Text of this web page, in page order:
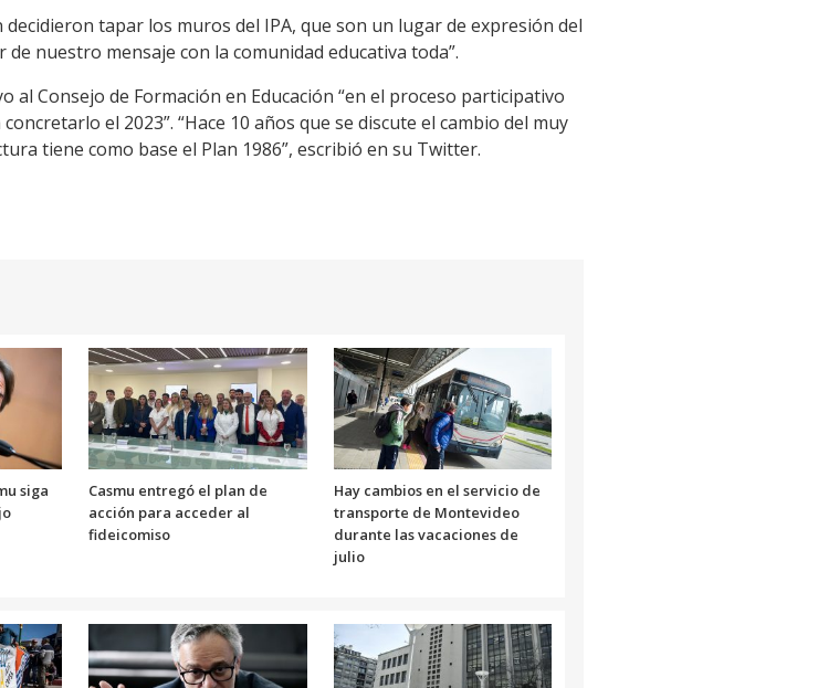
tapar los muros del IPA, que son un lugar de expresión del
nuestro mensaje con la comunidad educativa toda”.
al Consejo de Formación en Educación “en el proceso participativo
el 2023”. “Hace 10 años que se discute el cambio del muy
tiene como base el Plan 1986”, escribió en su Twitter.
siga
Casmu entregó el plan de
acción para acceder al
fideicomiso
Hay cambios en el servicio de
transporte de Montevideo
durante las vacaciones de
julio